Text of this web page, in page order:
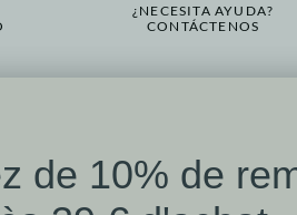
¿NECESITA AYUDA?
CONTÁCTENOS
Reseñas de clientes
de un 10 %
en
de 10% de